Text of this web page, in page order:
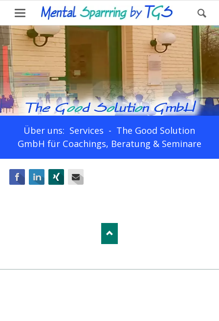
Über uns: Services - The Good Solution
GmbH für Coachings, Beratung & Seminare
FacebookLinkedIn Xing